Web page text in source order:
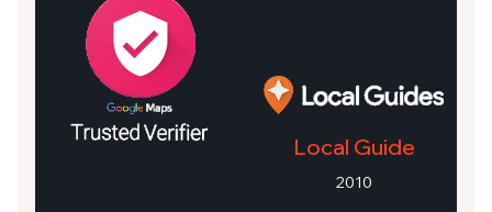
Local Guide
2010